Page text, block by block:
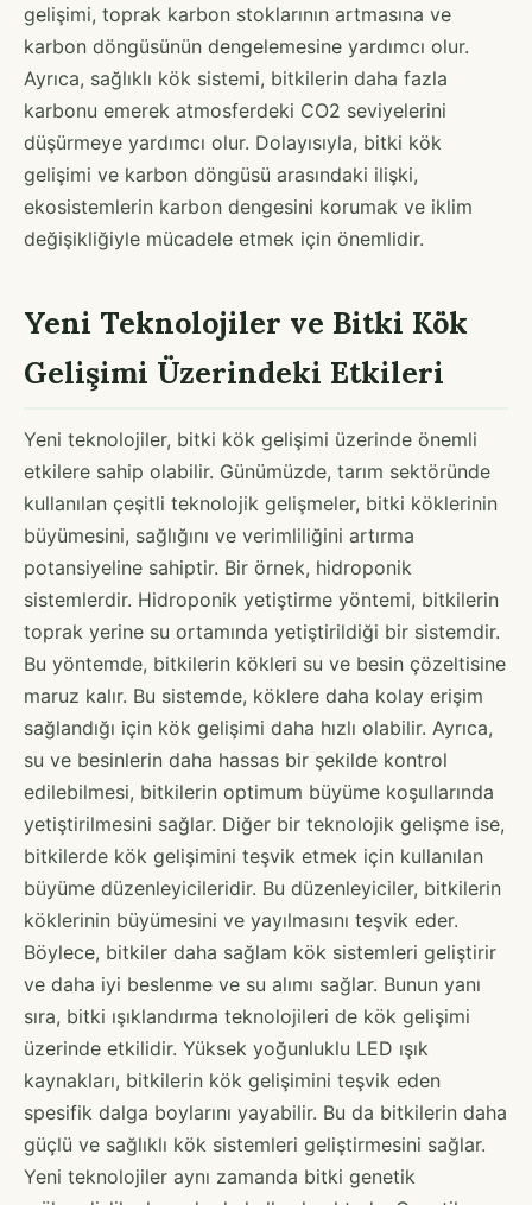
gelişimi, toprak karbon stoklarının artmasına ve
karbon döngüsünün dengelemesine yardımcı olur.
Ayrıca, sağlıklı kök sistemi, bitkilerin daha fazla
karbonu emerek atmosferdeki CO2 seviyelerini
düşürmeye yardımcı olur. Dolayısıyla, bitki kök
gelişimi ve karbon döngüsü arasındaki ilişki,
ekosistemlerin karbon dengesini korumak ve iklim
değişikliğiyle mücadele etmek için önemlidir.
Yeni Teknolojiler ve Bitki Kök
Gelişimi Üzerindeki Etkileri
Yeni teknolojiler, bitki kök gelişimi üzerinde önemli
etkilere sahip olabilir. Günümüzde, tarım sektöründe
kullanılan çeşitli teknolojik gelişmeler, bitki köklerinin
büyümesini, sağlığını ve verimliliğini artırma
potansiyeline sahiptir. Bir örnek, hidroponik
sistemlerdir. Hidroponik yetiştirme yöntemi, bitkilerin
toprak yerine su ortamında yetiştirildiği bir sistemdir.
Bu yöntemde, bitkilerin kökleri su ve besin çözeltisine
maruz kalır. Bu sistemde, köklere daha kolay erişim
sağlandığı için kök gelişimi daha hızlı olabilir. Ayrıca,
su ve besinlerin daha hassas bir şekilde kontrol
edilebilmesi, bitkilerin optimum büyüme koşullarında
yetiştirilmesini sağlar. Diğer bir teknolojik gelişme ise,
bitkilerde kök gelişimini teşvik etmek için kullanılan
büyüme düzenleyicileridir. Bu düzenleyiciler, bitkilerin
köklerinin büyümesini ve yayılmasını teşvik eder.
Böylece, bitkiler daha sağlam kök sistemleri geliştirir
ve daha iyi beslenme ve su alımı sağlar. Bunun yanı
sıra, bitki ışıklandırma teknolojileri de kök gelişimi
üzerinde etkilidir. Yüksek yoğunluklu LED ışık
kaynakları, bitkilerin kök gelişimini teşvik eden
spesifik dalga boylarını yayabilir. Bu da bitkilerin daha
güçlü ve sağlıklı kök sistemleri geliştirmesini sağlar.
Yeni teknolojiler aynı zamanda bitki genetik